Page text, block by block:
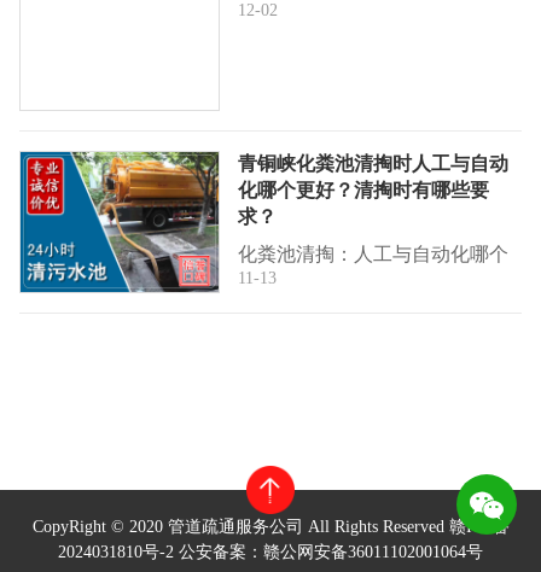
门，解决您的管道烦恼！家中地
12-02
青铜峡化粪池清掏时人工与自动
化哪个更好？清掏时有哪些要
求？
化粪池清掏：人工与自动化哪个
更好？专业解答来了！在城市环
11-13
CopyRight © 2020 管道疏通服务公司 All Rights Reserved 赣ICP备
2024031810号-2 公安备案：赣公网安备36011102001064号